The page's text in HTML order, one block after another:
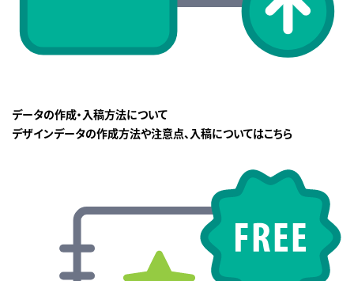
データの作成・入稿方法について
デザインデータの作成方法や注意点、入稿についてはこちら